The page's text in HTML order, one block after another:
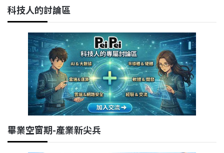
科技人的討論區
畢業空窗期-產業新尖兵